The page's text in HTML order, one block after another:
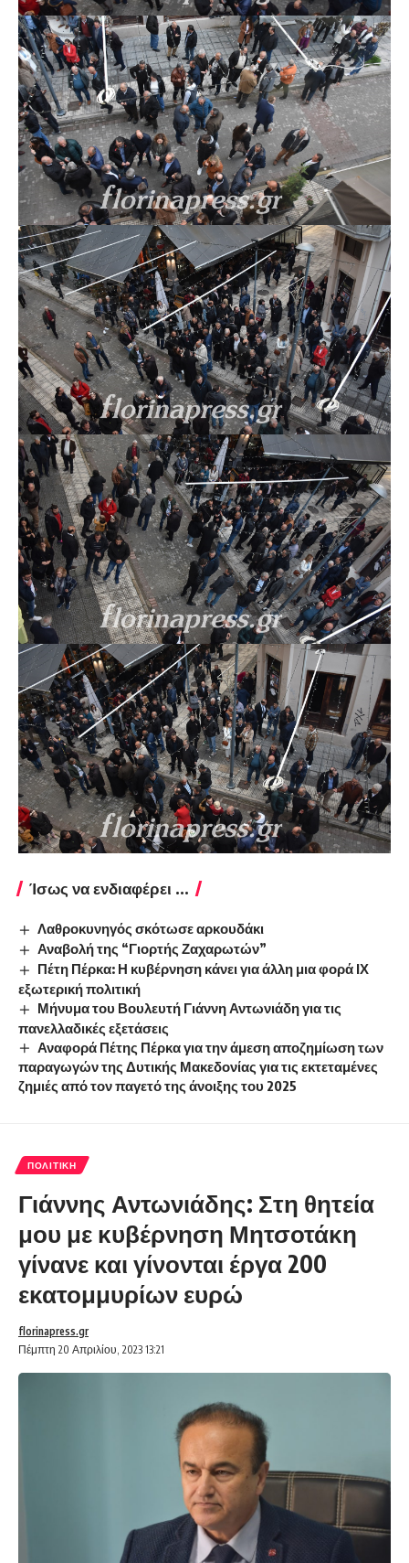
Ίσως να ενδιαφέρει ...
Λαθροκυνηγός σκότωσε αρκουδάκι
Αναβολή της “Γιορτής Ζαχαρωτών”
Πέτη Πέρκα: Η κυβέρνηση κάνει για άλλη μια φορά ΙΧ
εξωτερική πολιτική
Μήνυμα του Βουλευτή Γιάννη Αντωνιάδη για τις
πανελλαδικές εξετάσεις
Αναφορά Πέτης Πέρκα για την άμεση αποζημίωση των
παραγωγών της Δυτικής Μακεδονίας για τις εκτεταμένες
ζημιές από τον παγετό της άνοιξης του 2025
ΠΟΛΙΤΙΚΉ
Γιάννης Αντωνιάδης: Στη θητεία
μου με κυβέρνηση Μητσοτάκη
γίνανε και γίνονται έργα 200
εκατομμυρίων ευρώ
Πέμπτη 20 Απριλίου, 2023 13:21
florinapress.gr